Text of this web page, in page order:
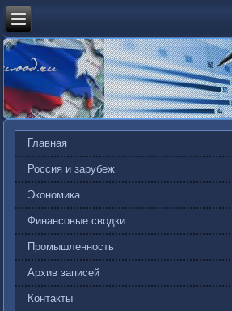
Главная
Россия и зарубеж
Экономика
Финансовые сводки
Промышленность
Архив записей
Контакты